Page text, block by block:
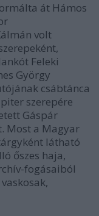
át Hámos
volt
Feleki
György
csábtánca
szerepére
Gáspár
Most a Magyar
látható
őszes haja,
fogásaiból